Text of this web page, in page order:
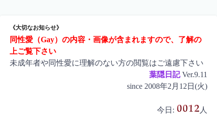
《大切なお知らせ》
同性愛（Gay）の内容・画像が含まれますので、了解の
上ご覧下さい
未成年者や同性愛に理解のない方の閲覧はご遠慮下さい
葉隠日記Ver.9.11
since 2008年2月12日(火)
今日:
人